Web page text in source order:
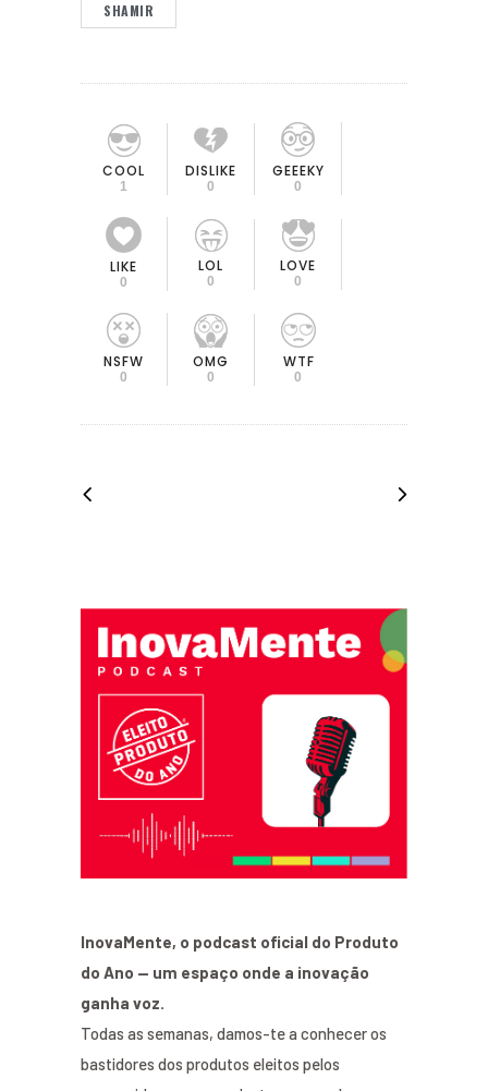
SHAMIR
COOL
1
DISLIKE
0
GEEEKY
0
LIKE
0
LOL
0
LOVE
0
NSFW
0
OMG
0
WTF
0
InovaMente, o podcast oficial do Produto
do Ano — um espaço onde a inovação
ganha voz.
Todas as semanas, damos-te a conhecer os
bastidores dos produtos eleitos pelos